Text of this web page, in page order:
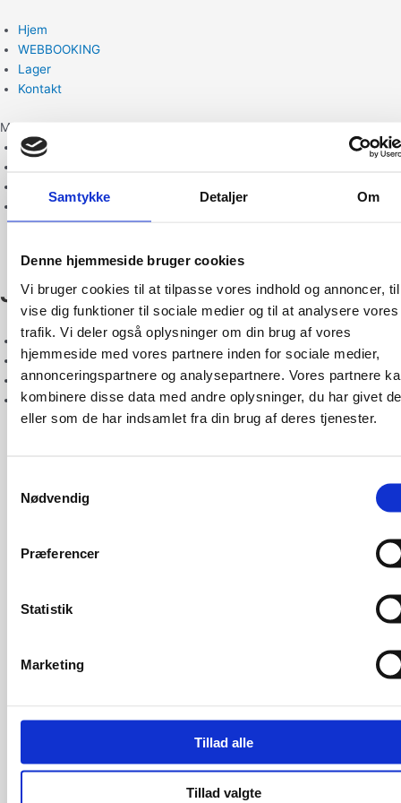
Samtykke Detaljer Om
Denne hjemmeside bruger cookies
Vi bruger cookies til at tilpasse vores indhold og annoncer,
vise dig funktioner til sociale medier og til at analysere vores
trafik. Vi deler også oplysninger om din brug af vores
hjemmeside med vores partnere inden for sociale medier,
annonceringspartnere og analysepartnere. Vores partnere
kombinere disse data med andre oplysninger, du har givet
eller som de har indsamlet fra din brug af deres tjenester.
Nødvendig
Præferencer
Statistik
Marketing
Tillad alle
Tillad valgte
til
indholdet
Hjem
WEBBOOKING
Lager
Kontakt
Menu
Hjem
Kontakt
Jørgen Krogh Jørgensen
+45 74670000
booking@laugetransport.com
Odinsvej 2, 6330 Padborg
CVR: 31773180